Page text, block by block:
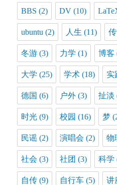
BBS (2) DV (10)
ubuntu (2) 人生 (11)
冬游 (3) 力学 (1) 博客
大学 (25) 学术 (18) 实
德国 (6) 户外 (3) 扯淡
时光 (9) 校园 (16) 梦
民谣 (2) 演唱会 (2) 物
社会 (3) 社团 (3) 科学
自传 (9) 自行车 (5) 讲